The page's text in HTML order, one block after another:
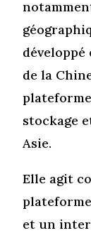
de la
stockage
Asie.
Elle agit
et un